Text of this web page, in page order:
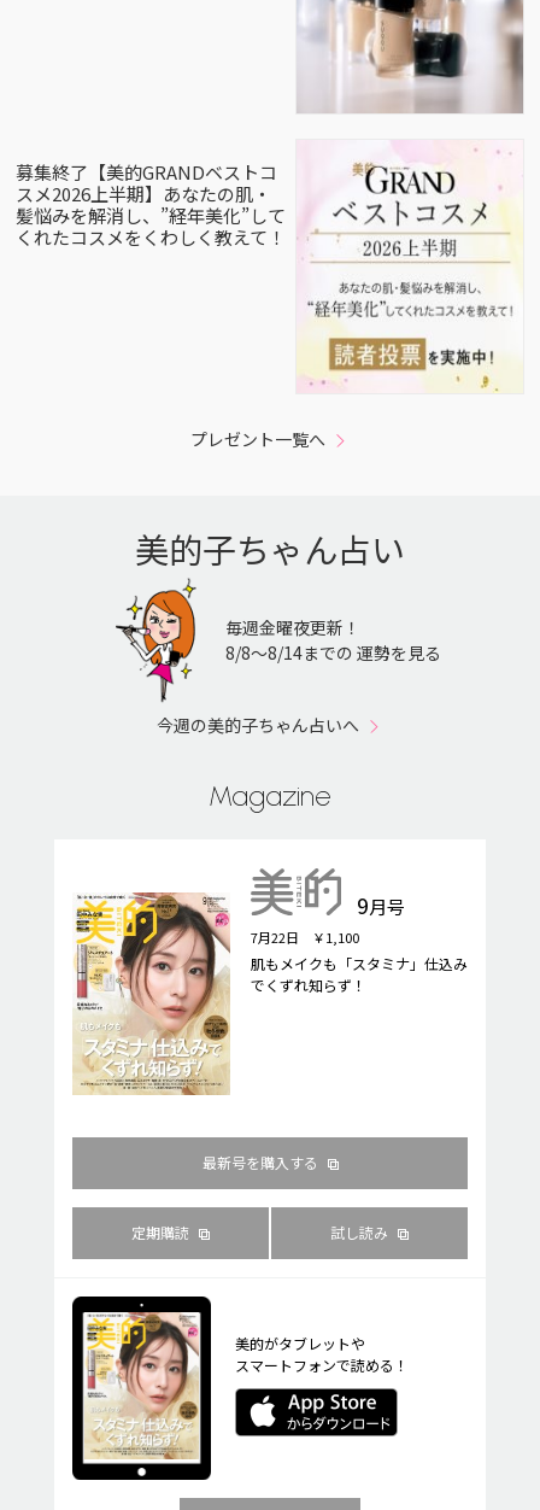
募集終了【美的GRANDベストコ
スメ2026上半期】あなたの肌・
髪悩みを解消し、”経年美化”して
くれたコスメをくわしく教えて！
プレゼント一覧へ
美的子ちゃん占い
毎週金曜夜更新！
8/8〜8/14までの 運勢を見る
今週の美的子ちゃん占いへ
Magazine
9月号
7月22日 ￥1,100
肌もメイクも「スタミナ」仕込み
でくずれ知らず！
最新号を購入する
定期購読 試し読み
美的がタブレットや
スマートフォンで読める！